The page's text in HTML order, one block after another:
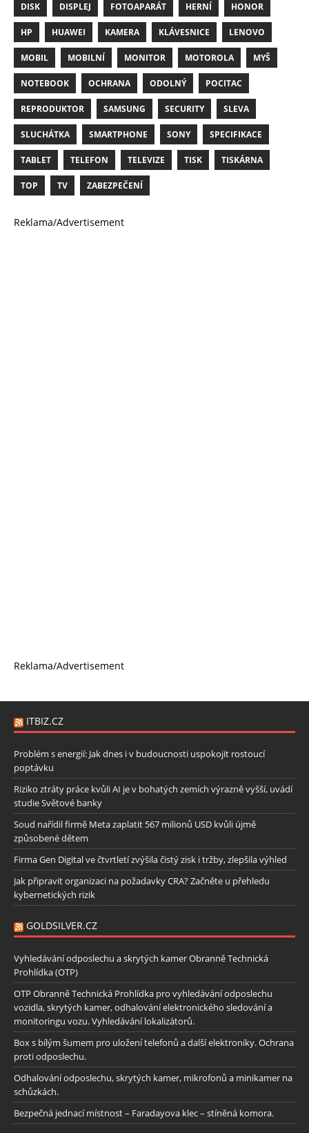
DISK DISPLEJ FOTOAPARÁT HERNÍ HONOR
HP HUAWEI KAMERA KLÁVESNICE LENOVO
MOBIL MOBILNÍ MONITOR MOTOROLA MYŠ
NOTEBOOK OCHRANA ODOLNÝ POCITAC
REPRODUKTOR SAMSUNG SECURITY SLEVA
SLUCHÁTKA SMARTPHONE SONY SPECIFIKACE
TABLET TELEFON TELEVIZE TISK TISKÁRNA
TOP TV ZABEZPEČENÍ
Reklama/Advertisement
Reklama/Advertisement
ITBIZ.CZ
Problém s energií: Jak dnes i v budoucnosti uspokojit rostoucí
poptávku
Riziko ztráty práce kvůli AI je v bohatých zemích výrazně vyšší, uvádí
studie Světové banky
Soud nařídil firmě Meta zaplatit 567 milionů USD kvůli újmě
způsobené dětem
Firma Gen Digital ve čtvrtletí zvýšila čistý zisk i tržby, zlepšila výhled
Jak připravit organizaci na požadavky CRA? Začněte u přehledu
kybernetických rizik
GOLDSILVER.CZ
Vyhledávání odposlechu a skrytých kamer Obranně Technická
Prohlídka (OTP)
OTP Obranně Technická Prohlídka pro vyhledávání odposlechu
vozidla, skrytých kamer, odhalování elektronického sledování a
monitoringu vozu. Vyhledávání lokalizátorů.
Box s bílým šumem pro uložení telefonů a další elektroniky. Ochrana
proti odposlechu.
Odhalování odposlechu, skrytých kamer, mikrofonů a minikamer na
schůzkách.
Bezpečná jednací místnost – Faradayova klec – stíněná komora.